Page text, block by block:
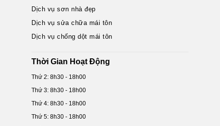
Dịch vụ sơn nhà đẹp
Dịch vụ sửa chữa mái tôn
Dịch vụ chống dột mái tôn
Thời Gian Hoạt Động
Thứ 2: 8h30 - 18h00
Thứ 3: 8h30 - 18h00
Thứ 4: 8h30 - 18h00
Thứ 5: 8h30 - 18h00